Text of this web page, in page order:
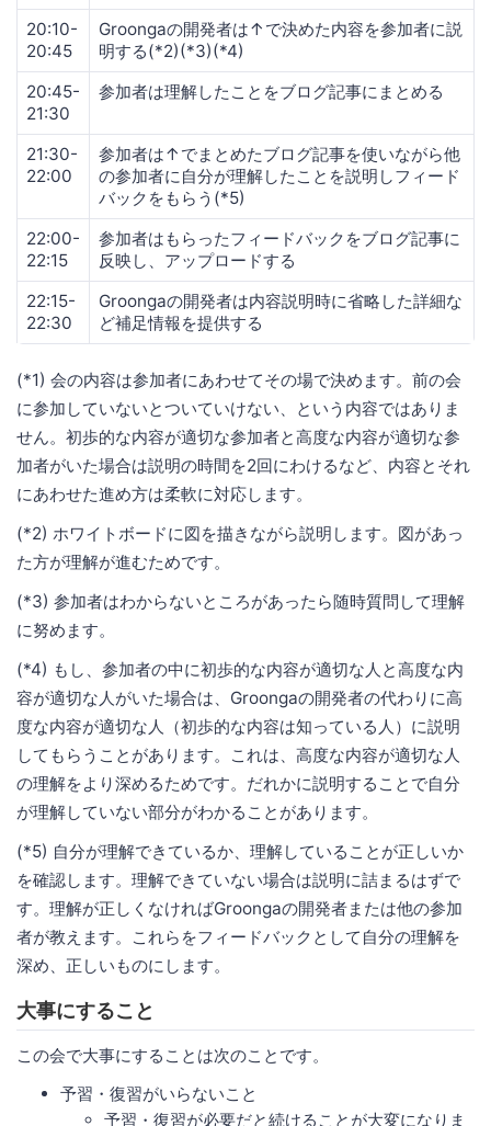
20:10-
20:45
Groongaの開発者は↑で決めた内容を参加者に説
明する(*2)(*3)(*4)
20:45-
21:30
参加者は理解したことをブログ記事にまとめる
21:30-
22:00
参加者は↑でまとめたブログ記事を使いながら他
の参加者に自分が理解したことを説明しフィード
バックをもらう(*5)
22:00-
22:15
参加者はもらったフィードバックをブログ記事に
反映し、アップロードする
22:15-
22:30
Groongaの開発者は内容説明時に省略した詳細な
ど補足情報を提供する
(*1) 会の内容は参加者にあわせてその場で決めます。前の会
に参加していないとついていけない、という内容ではありま
せん。初歩的な内容が適切な参加者と高度な内容が適切な参
加者がいた場合は説明の時間を2回にわけるなど、内容とそれ
にあわせた進め方は柔軟に対応します。
(*2) ホワイトボードに図を描きながら説明します。図があっ
た方が理解が進むためです。
(*3) 参加者はわからないところがあったら随時質問して理解
に努めます。
(*4) もし、参加者の中に初歩的な内容が適切な人と高度な内
容が適切な人がいた場合は、Groongaの開発者の代わりに高
度な内容が適切な人（初歩的な内容は知っている人）に説明
してもらうことがあります。これは、高度な内容が適切な人
の理解をより深めるためです。だれかに説明することで自分
が理解していない部分がわかることがあります。
(*5) 自分が理解できているか、理解していることが正しいか
を確認します。理解できていない場合は説明に詰まるはずで
す。理解が正しくなければGroongaの開発者または他の参加
者が教えます。これらをフィードバックとして自分の理解を
深め、正しいものにします。
大事にすること
この会で大事にすることは次のことです。
予習・復習がいらないこと
予習・復習が必要だと続けることが大変になりま